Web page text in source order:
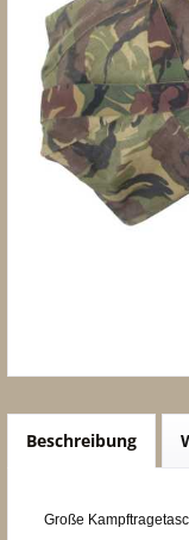
Beschreibung
Große